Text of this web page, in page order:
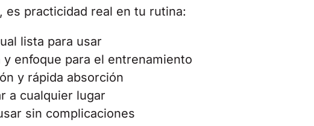
es practicidad real en tu rutina:
lista para usar
enfoque para el entrenamiento
y rápida absorción
a cualquier lugar
sin complicaciones